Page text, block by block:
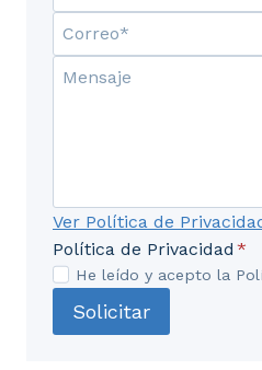
8.3. Eliminación de
8.4. Crear iconos y
UD9. Obtención de
9.1. Desde Access
9.2. Desde texto.
Ver Política de
Política de Privacidad *
He leído y acepto la
Solicitar